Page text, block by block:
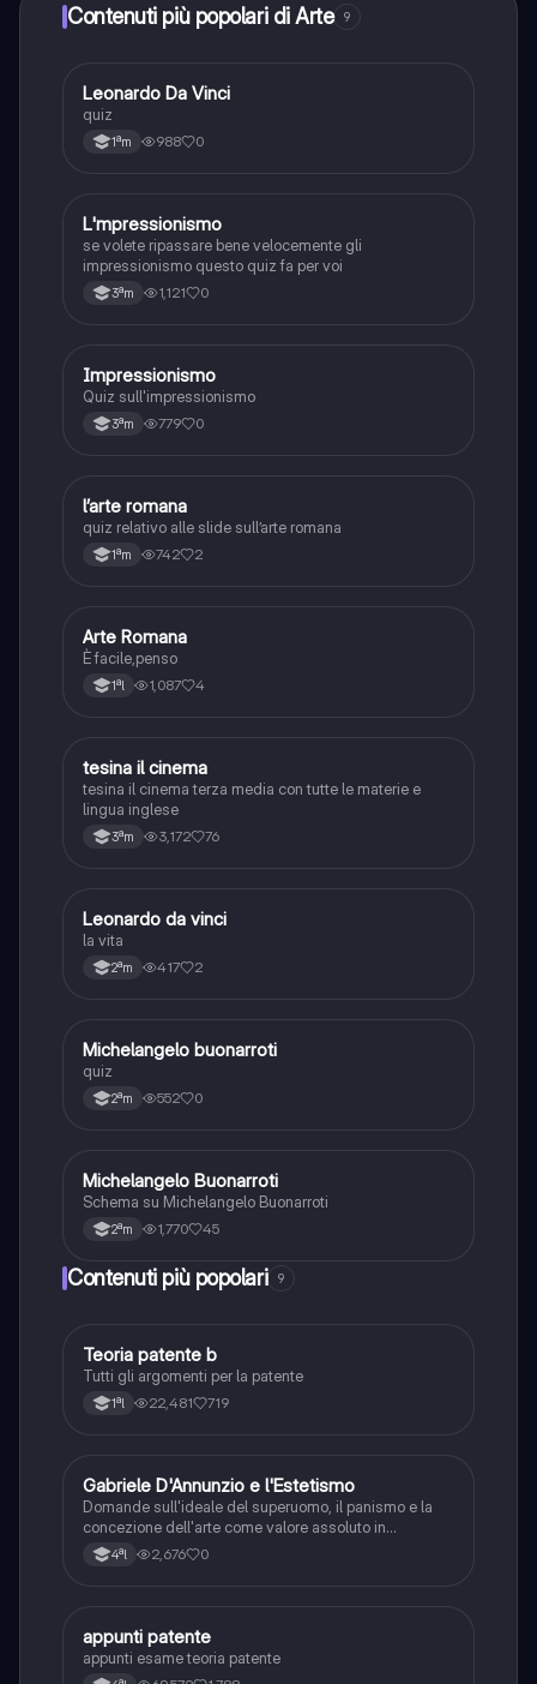
Contenuti più popolari di Arte 9
LArte
Leonardo Da Vinci
quiz
1ªm 988 0
LArte
L'mpressionismo
se volete ripassare bene velocemente gli
impressionismo questo quiz fa per voi
3ªm 1,121 0
IArte
Impressionismo
Quiz sull'impressionismo
3ªm 779 0
LArte
l’arte romana
quiz relativo alle slide sull’arte romana
1ªm 742 2
AStoria
Arte Romana
È facile,penso
1ªl 1,087 4
Italiano
tesina il cinema
tesina il cinema terza media con tutte le materie e
lingua inglese
3ªm 3,172 76
LArte
Leonardo da vinci
la vita
2ªm 417 2
MArte Michelangelo buonarroti
quiz
2ªm 552 0
Arte
Michelangelo Buonarroti
Schema su Michelangelo Buonarroti
2ªm 1,770 45
Contenuti più popolari 9
Altro
Teoria patente b
Tutti gli argomenti per la patente
1ªl 22,481 719
GItaliano
Gabriele D'Annunzio e l'Estetismo
Domande sull'ideale del superuomo, il panismo e la
concezione dell'arte come valore assoluto in
D'Annunzio.
4ªl 2,676 0
Altro
appunti patente
appunti esame teoria patente